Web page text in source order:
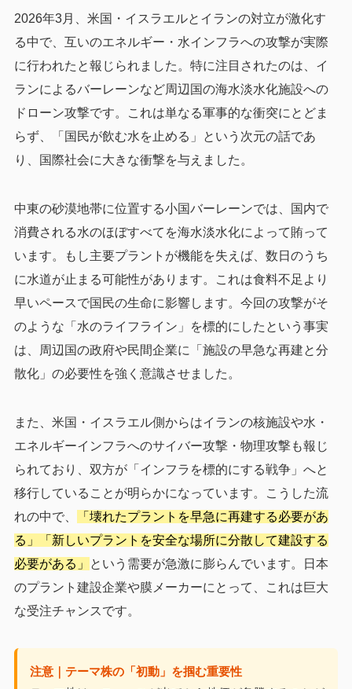
2026年3月、米国・イスラエルとイランの対立が激化す
る中で、互いのエネルギー・水インフラへの攻撃が実際
に行われたと報じられました。特に注目されたのは、イ
ランによるバーレーンなど周辺国の海水淡水化施設への
ドローン攻撃です。これは単なる軍事的な衝突にとどま
らず、「国民が飲む水を止める」という次元の話であ
り、国際社会に大きな衝撃を与えました。
中東の砂漠地帯に位置する小国バーレーンでは、国内で
消費される水のほぼすべてを海水淡水化によって賄って
います。もし主要プラントが機能を失えば、数日のうち
に水道が止まる可能性があります。これは食料不足より
早いペースで国民の生命に影響します。今回の攻撃がそ
のような「水のライフライン」を標的にしたという事実
は、周辺国の政府や民間企業に「施設の早急な再建と分
散化」の必要性を強く意識させました。
また、米国・イスラエル側からはイランの核施設や水・
エネルギーインフラへのサイバー攻撃・物理攻撃も報じ
られており、双方が「インフラを標的にする戦争」へと
移行していることが明らかになっています。こうした流
れの中で、
「壊れたプラントを早急に再建する必要があ
る」「新しいプラントを安全な場所に分散して建設する
必要がある」
という需要が急激に膨らんでいます。日本
のプラント建設企業や膜メーカーにとって、これは巨大
な受注チャンスです。
注意｜テーマ株の「初動」を掴む重要性